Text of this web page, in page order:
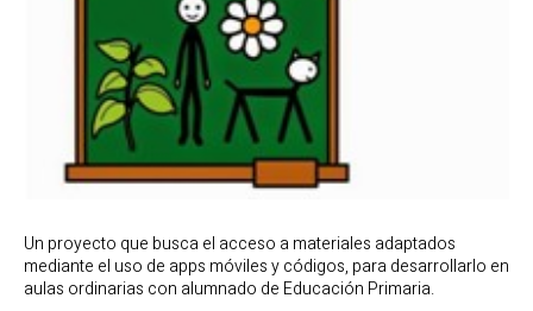
Un proyecto que busca el acceso a materiales adaptados
mediante el uso de apps móviles y códigos, para desarrollarlo en
aulas ordinarias con alumnado de Educación Primaria.